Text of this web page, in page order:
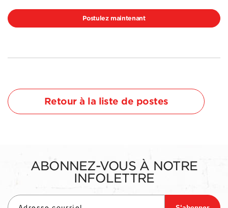
Postulez maintenant
Retour à la liste de postes
ABONNEZ-VOUS À NOTRE
INFOLETTRE